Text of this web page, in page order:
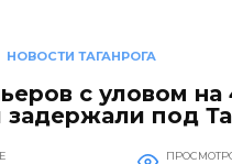
НОВОСТИ ТАГАНРОГА
с уловом на
задержали под